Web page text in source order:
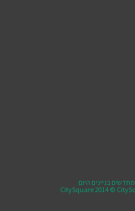
בניינים היום